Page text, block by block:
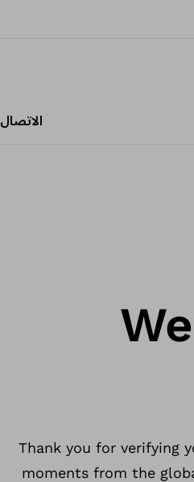
الاتصال
Thank you for verifying
moments from the